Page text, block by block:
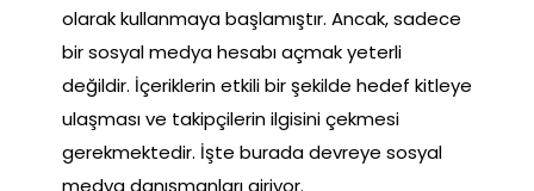
olarak kullanmaya başlamıştır. Ancak, sadece
bir sosyal medya hesabı açmak yeterli
değildir. İçeriklerin etkili bir şekilde hedef kitleye
ulaşması ve takipçilerin ilgisini çekmesi
gerekmektedir. İşte burada devreye sosyal